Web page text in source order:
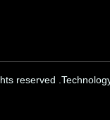
reserved